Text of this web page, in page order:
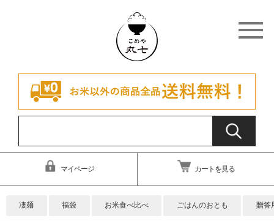
マイページ カートを見る
凄麺 福袋 お米食べ比べ ごはんのおとも 贈答